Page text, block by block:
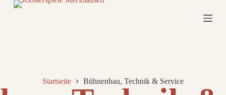
Z
Startseite Bühnenbau, Technik & Service